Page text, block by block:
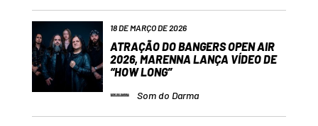
18 DE MARÇO DE 2026
ATRAÇÃO DO BANGERS OPEN AIR
2026, MARENNA LANÇA VÍDEO DE
“HOW LONG”
Som do Darma